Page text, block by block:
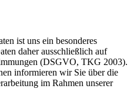
ist uns ein besonderes
daher ausschließlich auf
(DSGVO, TKG 2003).
informieren wir Sie über die
im Rahmen unserer